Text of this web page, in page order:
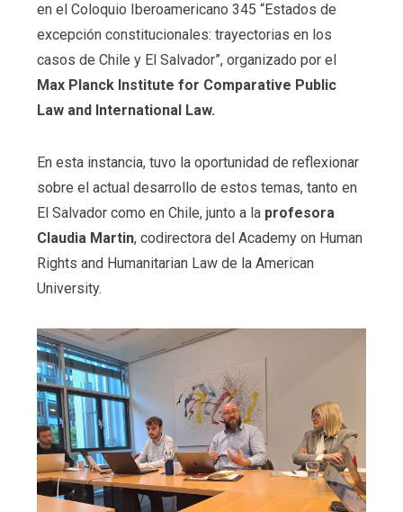
en el Coloquio Iberoamericano 345 “Estados de
excepción constitucionales: trayectorias en los
casos de Chile y El Salvador”, organizado por el
Max Planck Institute for Comparative Public
Law and International Law.
En esta instancia, tuvo la oportunidad de reflexionar
sobre el actual desarrollo de estos temas, tanto en
El Salvador como en Chile, junto a la profesora
Claudia Martin, codirectora del Academy on Human
Rights and Humanitarian Law de la American
University.